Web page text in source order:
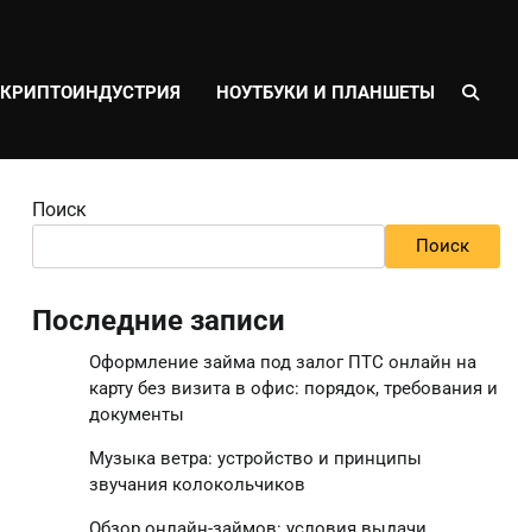
КРИПТОИНДУСТРИЯ НОУТБУКИ И ПЛАНШЕТЫ
Поиск
Поиск
Последние записи
Оформление займа под залог ПТС онлайн на
карту без визита в офис: порядок, требования и
документы
Музыка ветра: устройство и принципы
звучания колокольчиков